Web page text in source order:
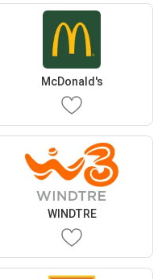
McDonald's
WINDTRE